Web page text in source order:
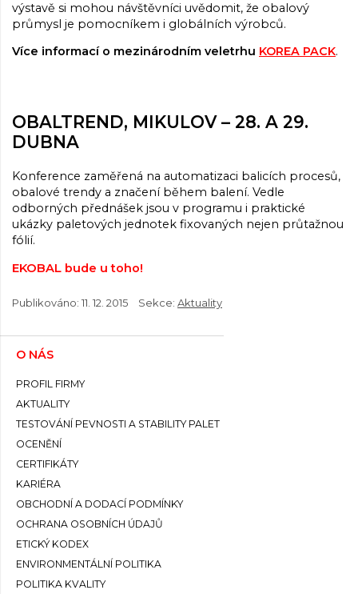
výstavě si mohou návštěvníci uvědomit, že obalový
průmysl je pomocníkem i globálních výrobců.
Více informací o mezinárodním veletrhu KOREA PACK.
OBALTREND, MIKULOV – 28. A 29.
DUBNA
Konference zaměřená na automatizaci balicích procesů,
obalové trendy a značení během balení. Vedle
odborných přednášek jsou v programu i praktické
ukázky paletových jednotek fixovaných nejen průtažnou
fólií.
EKOBAL bude u toho!
Publikováno: 11. 12. 2015 Sekce: Aktuality
O NÁS
PROFIL FIRMY
AKTUALITY
TESTOVÁNÍ PEVNOSTI A STABILITY PALET
OCENĚNÍ
CERTIFIKÁTY
KARIÉRA
OBCHODNÍ A DODACÍ PODMÍNKY
OCHRANA OSOBNÍCH ÚDAJŮ
ETICKÝ KODEX
ENVIRONMENTÁLNÍ POLITIKA
POLITIKA KVALITY